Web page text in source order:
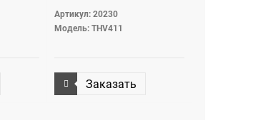
Артикул: 20230
Модель: THV411
Заказать